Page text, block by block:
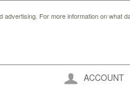
For more information on what
ACCOUNT